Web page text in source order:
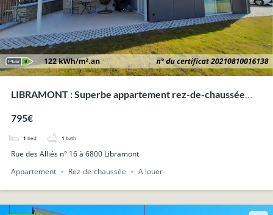
LIBRAMONT : Superbe appartement rez-de-chaussée
795€
1 bed 1 bath
Rue des Alliés n° 16 à 6800 Libramont
Appartement
Rez-de-chaussée A louer